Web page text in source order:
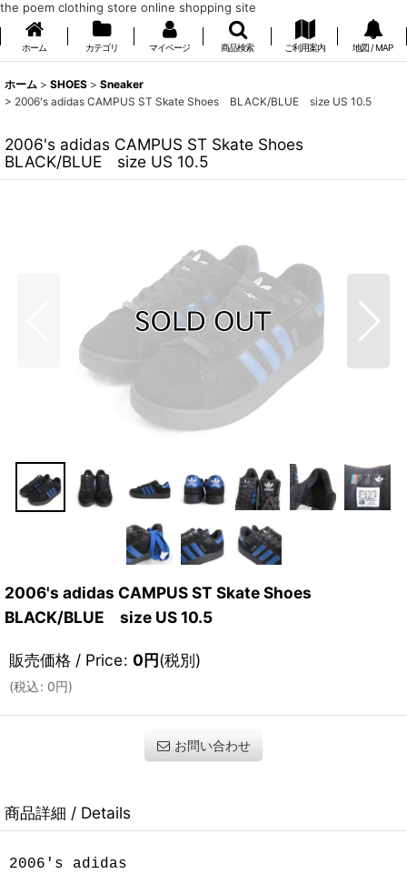
the poem clothing store online shopping site
ホーム カテゴリ マイページ 商品検索 ご利用案内 地図 / MAP
ホーム > SHOES > Sneaker
> 2006's adidas CAMPUS ST Skate Shoes BLACK/BLUE size US 10.5
2006's adidas CAMPUS ST Skate Shoes
BLACK/BLUE size US 10.5
2006's adidas CAMPUS ST Skate Shoes
BLACK/BLUE size US 10.5
販売価格 / Price: 0円(税別)
(税込: 0円)
お問い合わせ
商品詳細 / Details
2006's adidas